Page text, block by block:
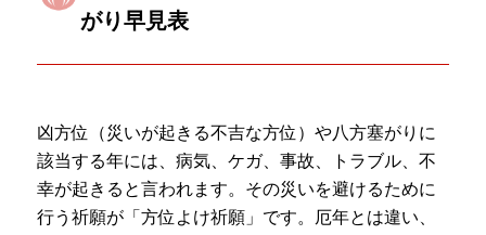
がり早見表
凶方位（災いが起きる不吉な方位）や八方塞がりに
該当する年には、病気、ケガ、事故、トラブル、不
幸が起きると言われます。その災いを避けるために
行う祈願が「方位よけ祈願」です。厄年とは違い、